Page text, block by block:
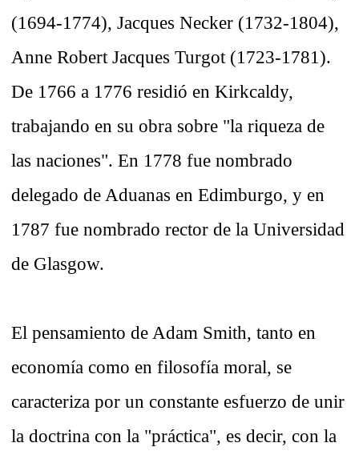
(1694-1774), Jacques Necker (1732-1804),
Anne Robert Jacques Turgot (1723-1781).
De 1766 a 1776 residió en Kirkcaldy,
trabajando en su obra sobre "la riqueza de
las naciones". En 1778 fue nombrado
delegado de Aduanas en Edimburgo, y en
1787 fue nombrado rector de la Universidad
de Glasgow.
El pensamiento de Adam Smith, tanto en
economía como en filosofía moral, se
caracteriza por un constante esfuerzo de unir
la doctrina con la "práctica", es decir, con la